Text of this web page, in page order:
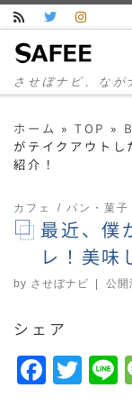
コンテンツへ
させぼナビ、なが
ホーム » TOP »
がテイクアウトし
紹介！
カフェ パン・菓子
最近、僕
レ！美味
by させぼナビ | 公開
シェア
F T